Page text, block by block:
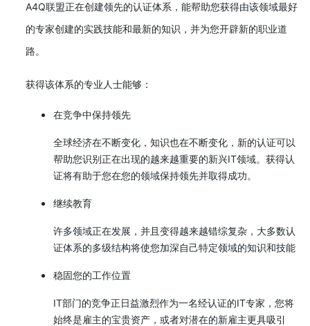
A4Q联盟正在创建领先的认证体系，能帮助您获得由该领域最好
的专家创建的实践技能和最新的知识，并为您开辟新的职业道
路。
获得该体系的专业人士能够：
在竞争中保持领先
全球经济在不断变化，知识也在不断变化，新的认证可以
帮助您识别正在出现的越来越重要的新兴IT领域。获得认
证将有助于您在您的领域保持领先并取得成功。
继续教育
许多领域正在发展，并且变得越来越错综复杂，大多数认
证体系的多级结构将使您加深自己特定领域的知识和技能
稳固您的工作位置
IT部门的竞争正日益激烈作为一名经认证的IT专家，您将
始终是雇主的宝贵资产，或者对潜在的新雇主更具吸引